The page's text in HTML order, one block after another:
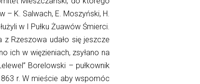
– K. Salwach, E. Moszyński, H.
w I Pułku Żuawów Śmierci.
Rzeszowa udało się jeszcze
ich w więzieniach, zsyłano na
Borelowski – pułkownik
r. W mieście aby wspomóc